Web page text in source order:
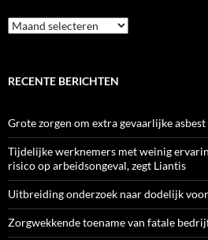
Archief
RECENTE BERICHTEN
Grote zorgen om extra gevaarlijke
Tijdelijke werknemers met weinig
risico op arbeidsongeval, zegt Liantis
Uitbreiding onderzoek naar dodelijk
Zorgwekkende toename van fatale